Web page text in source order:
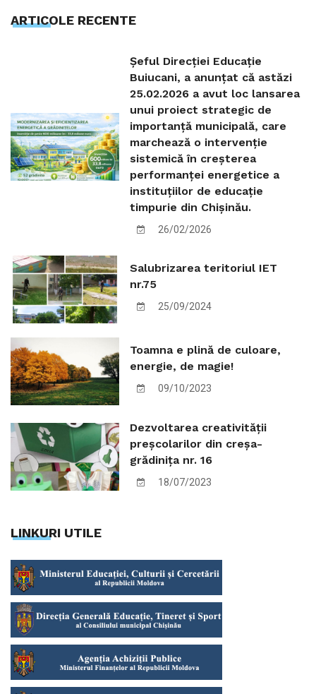
ARTICOLE RECENTE
Șeful Direcției Educație
Buiucani, a anunțat că astăzi
25.02.2026 a avut loc lansarea
unui proiect strategic de
importanță municipală, care
marchează o intervenție
sistemică în creșterea
performanței energetice a
instituțiilor de educație
timpurie din Chișinău.
26/02/2026
Salubrizarea teritoriul IET
nr.75
25/09/2024
Toamna e plină de culoare,
energie, de magie!
09/10/2023
Dezvoltarea creativității
preșcolarilor din creșa-
grădinița nr. 16
18/07/2023
LINKURI UTILE